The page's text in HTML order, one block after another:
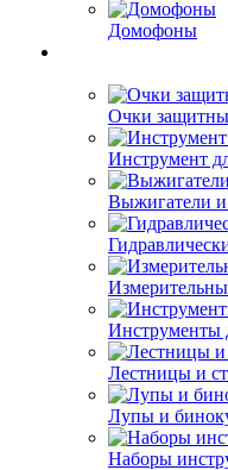
Домофоны
Очки
Инструмент
Выжигатели и
Инструменты
Лестницы и
Лупы и
Наборы